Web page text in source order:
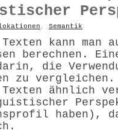
, Semantik
kann man
berechnen.
die
zu vergleichen.
ähnlich
haben),